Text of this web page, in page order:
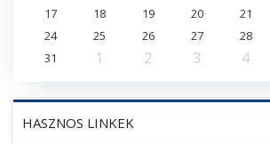
17
18 19 20 21
24
25 26 27 28
31
1 2 3 4
HASZNOS LINKEK